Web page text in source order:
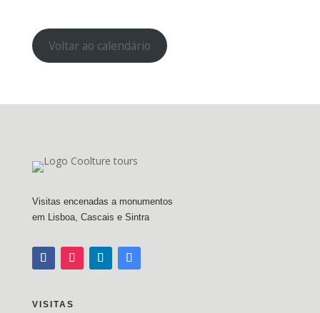
Voltar ao calendário
Visitas encenadas a monumentos
em Lisboa, Cascais e Sintra
VISITAS